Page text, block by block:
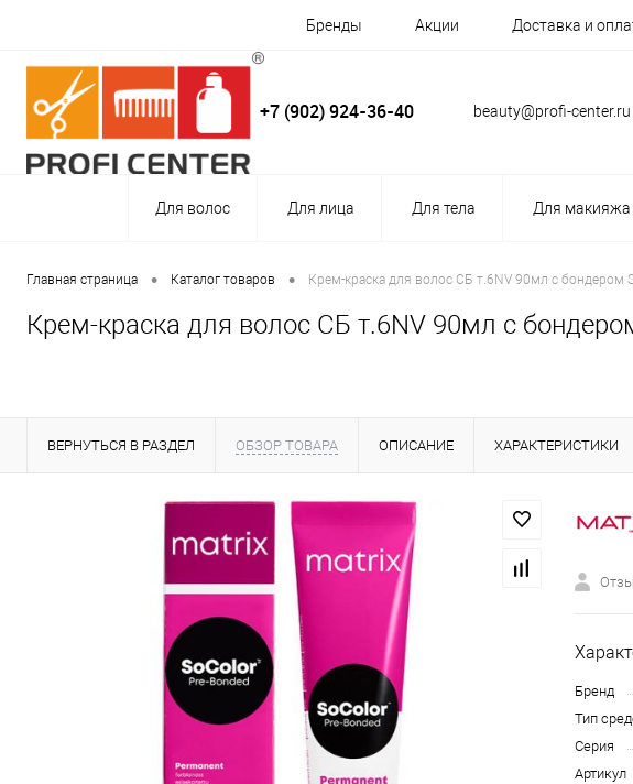
Бренды Акции Доставка и
+7 (902) 924-36-40 beauty@profi-center.ru
Для волос Для лица Для тела Для макияжа
Главная страница • Каталог товаров • Крем-краска для волос СБ т.6NV 90мл с бондером
Крем-краска для волос СБ т.6NV 90мл с
ВЕРНУТЬСЯ В РАЗДЕЛ ОБЗОР ТОВАРА ОПИСАНИЕ ХАРАКТЕРИСТИКИ
Бренд
Тип
Серия
Артикул